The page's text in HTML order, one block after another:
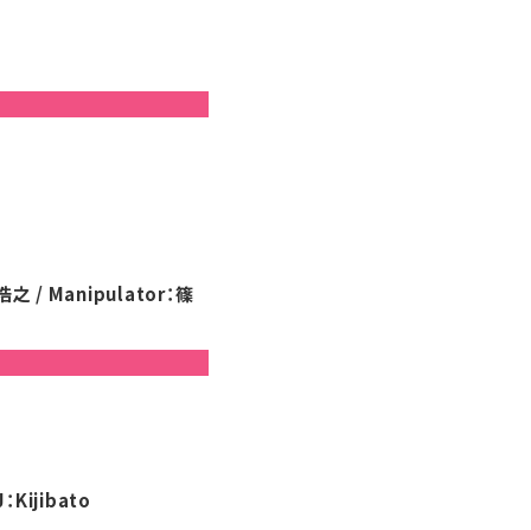
之 / Manipulator：篠
：Kijibato